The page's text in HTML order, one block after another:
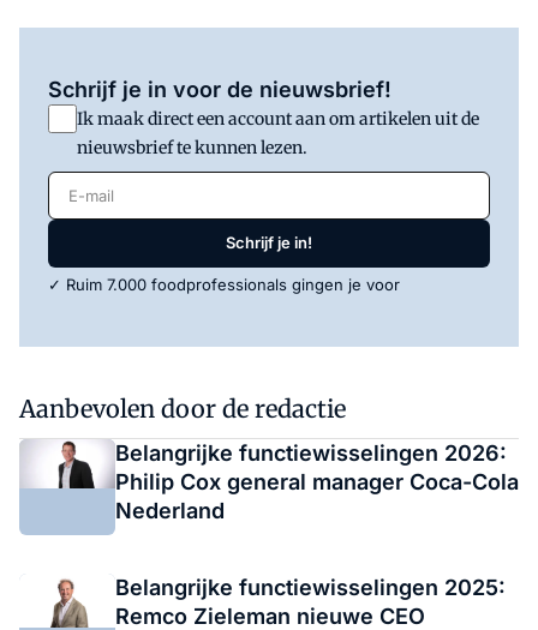
Schrijf je in voor de nieuwsbrief!
Ik maak direct een account aan om artikelen uit de
nieuwsbrief te kunnen lezen.
E-mail
Schrijf je in!
✓ Ruim 7.000 foodprofessionals gingen je voor
Aanbevolen door de redactie
Belangrijke functiewisselingen 2026:
Philip Cox general manager Coca-Cola
Nederland
Belangrijke functiewisselingen 2025:
Remco Zieleman nieuwe CEO